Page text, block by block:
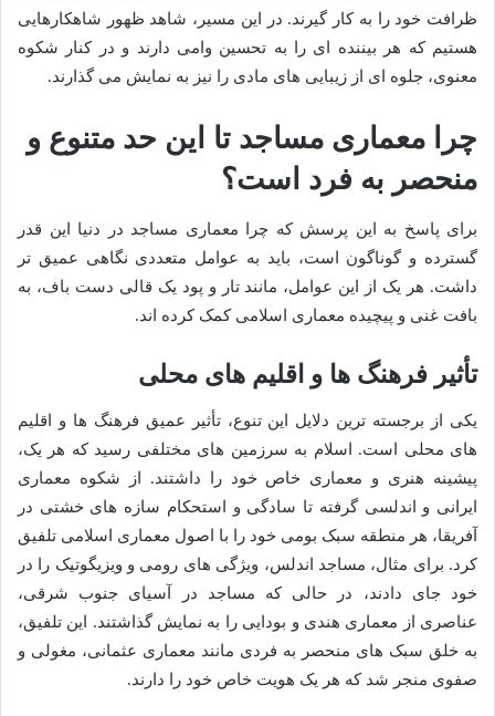
ظرافت خود را به کار گیرند. در این مسیر، شاهد ظهور شاهکارهایی
هستیم که هر بیننده ای را به تحسین وامی دارند و در کنار شکوه
معنوی، جلوه ای از زیبایی های مادی را نیز به نمایش می گذارند.
چرا معماری مساجد تا این حد متنوع و
منحصر به فرد است؟
برای پاسخ به این پرسش که چرا معماری مساجد در دنیا این قدر
گسترده و گوناگون است، باید به عوامل متعددی نگاهی عمیق تر
داشت. هر یک از این عوامل، مانند تار و پود یک قالی دست باف، به
بافت غنی و پیچیده معماری اسلامی کمک کرده اند.
تأثیر فرهنگ ها و اقلیم های محلی
یکی از برجسته ترین دلایل این تنوع، تأثیر عمیق فرهنگ ها و اقلیم
های محلی است. اسلام به سرزمین های مختلفی رسید که هر یک،
پیشینه هنری و معماری خاص خود را داشتند. از شکوه معماری
ایرانی و اندلسی گرفته تا سادگی و استحکام سازه های خشتی در
آفریقا، هر منطقه سبک بومی خود را با اصول معماری اسلامی تلفیق
کرد. برای مثال، مساجد اندلس، ویژگی های رومی و ویزیگوتیک را در
خود جای دادند، در حالی که مساجد در آسیای جنوب شرقی،
عناصری از معماری هندی و بودایی را به نمایش گذاشتند. این تلفیق،
به خلق سبک های منحصر به فردی مانند معماری عثمانی، مغولی و
صفوی منجر شد که هر یک هویت خاص خود را دارند.